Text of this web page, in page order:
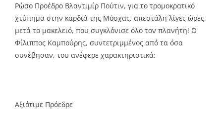
Ρώσο Προέδρο Βλαντιμίρ Πούτιν, για το τρομοκρατικό
χτύπημα στην καρδιά της Μόσχας, απεστάλη λίγες ώρες,
μετά το μακελειό, που συγκλόνισε όλο τον πλανήτη! Ο
Φίλιππος Καμπούρης, συντετριμμένος από τα όσα
συνέβησαν, του ανέφερε χαρακτηριστικά:
Αξιότιμε Πρόεδρε